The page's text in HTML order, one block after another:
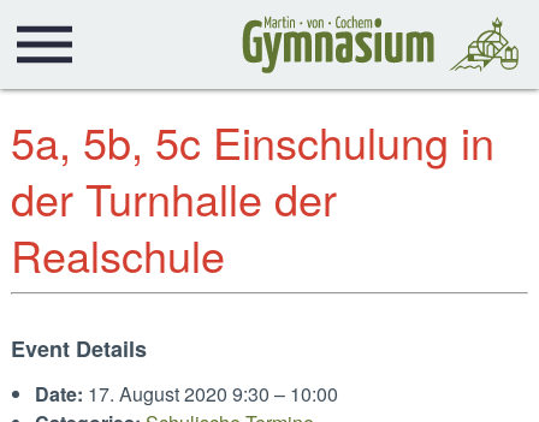
5a, 5b, 5c Einschulung in
der Turnhalle der
Realschule
Event Details
Date: 17. August 2020 9:30 – 10:00